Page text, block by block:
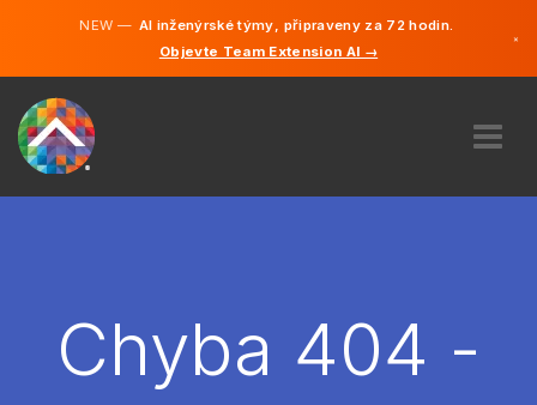
NEW —AI inženýrské týmy, připraveny za 72 hodin.
Objevte Team Extension AI →
×
NAJMOUT
Angličtina
Chyba 404 -